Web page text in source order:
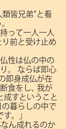
皆兄弟”と看
って一人一人
前と受け止め
仏性は仏の中の
。
ならば即心
即身成仏が在
食をし､
我が
成すということ
の暮らしの中で
。」
ん成れるのか